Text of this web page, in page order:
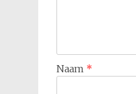
Naam *